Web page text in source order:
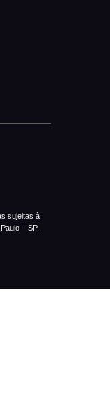
sujeitas à
– SP,